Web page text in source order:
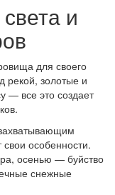
и
для своего
рекой, золотые и
— все это создает
особенности.
осенью — буйство
снежные